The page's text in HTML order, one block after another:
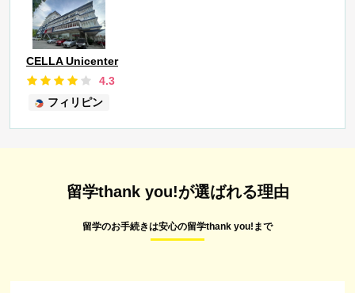
CELLA Unicenter
4.3
フィリピン
留学thank you!が選ばれる理由
留学のお手続きは安心の留学thank you!まで